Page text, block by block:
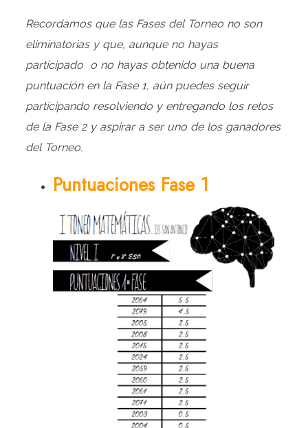
Recordamos que las Fases del Torneo no son
eliminatorias y que, aunque no hayas
participado o no hayas obtenido una buena
puntuación en la Fase 1, aún puedes seguir
participando resolviendo y entregando los retos
de la Fase 2 y aspirar a ser uno de los ganadores
del Torneo.
Puntuaciones Fase 1